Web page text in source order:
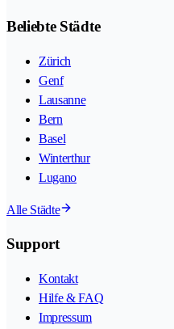
Beliebte Städte
Zürich
Genf
Lausanne
Bern
Basel
Winterthur
Lugano
Alle Städte
Support
Kontakt
Hilfe & FAQ
Impressum